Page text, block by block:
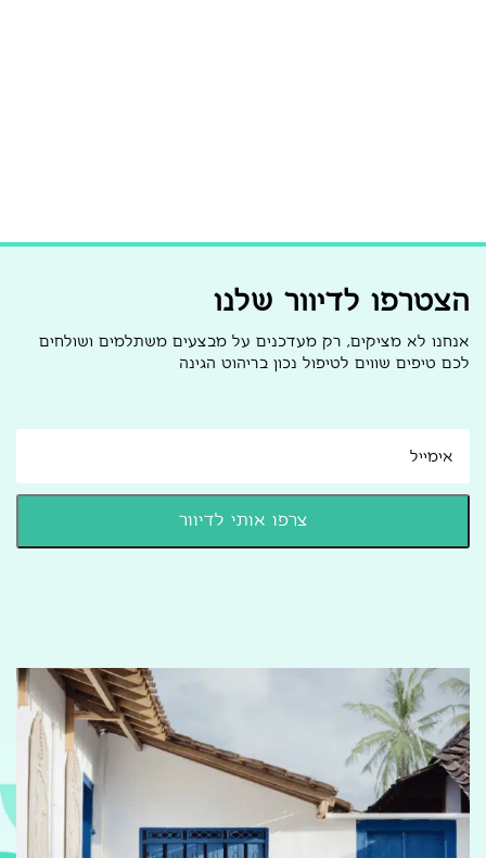
הצטרפו לדיוור שלנו
אנחנו לא מציקים, רק מעדכנים על מבצעים משתלמים ושולחים
לכם טיפים שווים לטיפול נכון בריהוט הגינה